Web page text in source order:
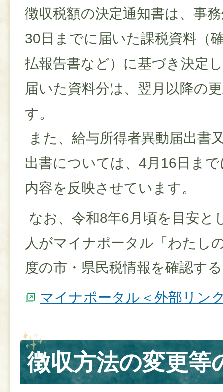
徴収税額の決定通知書は、事
30日までに届いた課税資料（
払報告書など）に基づき決定
届いた資料分は、翌月以降の
す。
また、給与所得者異動届出書
出書については、4月16日ま
内容を反映させています。
なお、令和8年6月頃を目安と
人がマイナポータル「わたし
度の市・県民税情報を確認す
マイナポータル＜外部リン
徴収方法の変更等